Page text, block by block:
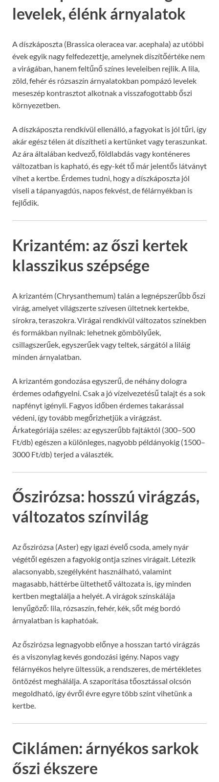
levelek, élénk árnyalatok
A díszkáposzta (Brassica oleracea var. acephala) az utóbbi
évek egyik nagy felfedezettje, amelynek díszítőértéke nem
a virágában, hanem feltűnő színes leveleiben rejlik. A lila,
zöld, fehér és rózsaszín árnyalatokban pompázó levelek
meseszép kontrasztot alkotnak a visszafogottabb őszi
környezetben.
A díszkáposzta rendkívül ellenálló, a fagyokat is jól tűri, így
akár egész télen át díszítheti a kertünket vagy teraszunkat.
Az ára általában kedvező, földlabdás vagy konténeres
változatban is kapható, és egy-két tő már jelentős látványt
vihet a kertbe. Érdemes tudni, hogy a díszkáposzta jól
viseli a tápanyagdús, napos fekvést, de félárnyékban is
fejlődik.
Krizantém: az őszi kertek
klasszikus szépsége
A krizantém (Chrysanthemum) talán a legnépszerűbb őszi
virág, amelyet világszerte szívesen ültetnek kertekbe,
sírokra, teraszokra. Virágai rendkívül változatos színekben
és formákban nyílnak: lehetnek gömbölyűek,
csillagszerűek, egyszerűek vagy teltek, sárgától a liláig
minden árnyalatban.
A krizantém gondozása egyszerű, de néhány dologra
érdemes odafigyelni. Csak a jó vízelvezetésű talajt és a sok
napfényt igényli. Fagyos időben érdemes takarással
védeni, így tovább megőrizhetjük a virágzást.
Árkategóriája széles: az egyszerűbb fajtáktól (300–500
Ft/db) egészen a különleges, nagyobb példányokig (1500–
3000 Ft/db) terjed a választék.
Őszirózsa: hosszú virágzás,
változatos színvilág
Az őszirózsa (Aster) egy igazi évelő csoda, amely nyár
végétől egészen a fagyokig ontja színes virágait. Létezik
alacsonyabb, szegélyként használható, valamint
magasabb, háttérbe ültethető változata is, így minden
kertben megtalálja a helyét. A virágok színskálája
lenyűgöző: lila, rózsaszín, fehér, kék, sőt még bordó
árnyalatban is kaphatóak.
Az őszirózsa legnagyobb előnye a hosszan tartó virágzás
és a viszonylag kevés gondozási igény. Napos vagy
félárnyékos helyre ültessük, a rendszeres, de mértékletes
öntözést meghálálja. A szaporítása tőosztással olcsón
megoldható, így évről évre egyre több színt vihetünk a
kertbe.
Ciklámen: árnyékos sarkok
őszi ékszere